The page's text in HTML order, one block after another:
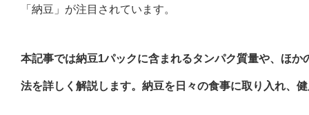
「納豆」が注目されています。
本記事では納豆1パックに含まれるタンパク質量や、ほ
法を詳しく解説します。納豆を日々の食事に取り入れ、